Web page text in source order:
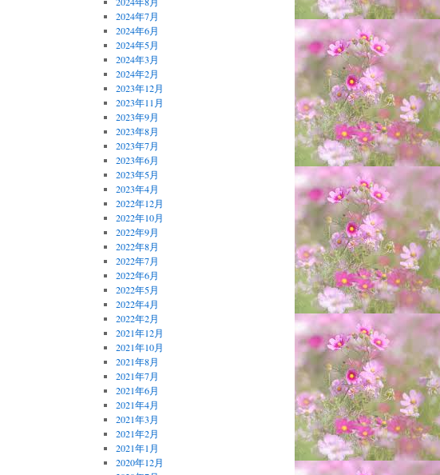
2024年7月
2024年6月
2024年5月
2024年3月
2024年2月
2023年12月
2023年11月
2023年9月
2023年8月
2023年7月
2023年6月
2023年5月
2023年4月
2022年12月
2022年10月
2022年9月
2022年8月
2022年7月
2022年6月
2022年5月
2022年4月
2022年2月
2021年12月
2021年10月
2021年8月
2021年7月
2021年6月
2021年4月
2021年3月
2021年2月
2021年1月
2020年12月